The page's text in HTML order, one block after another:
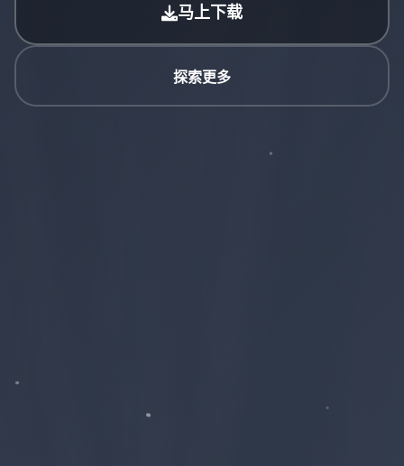
马上下载
探索更多